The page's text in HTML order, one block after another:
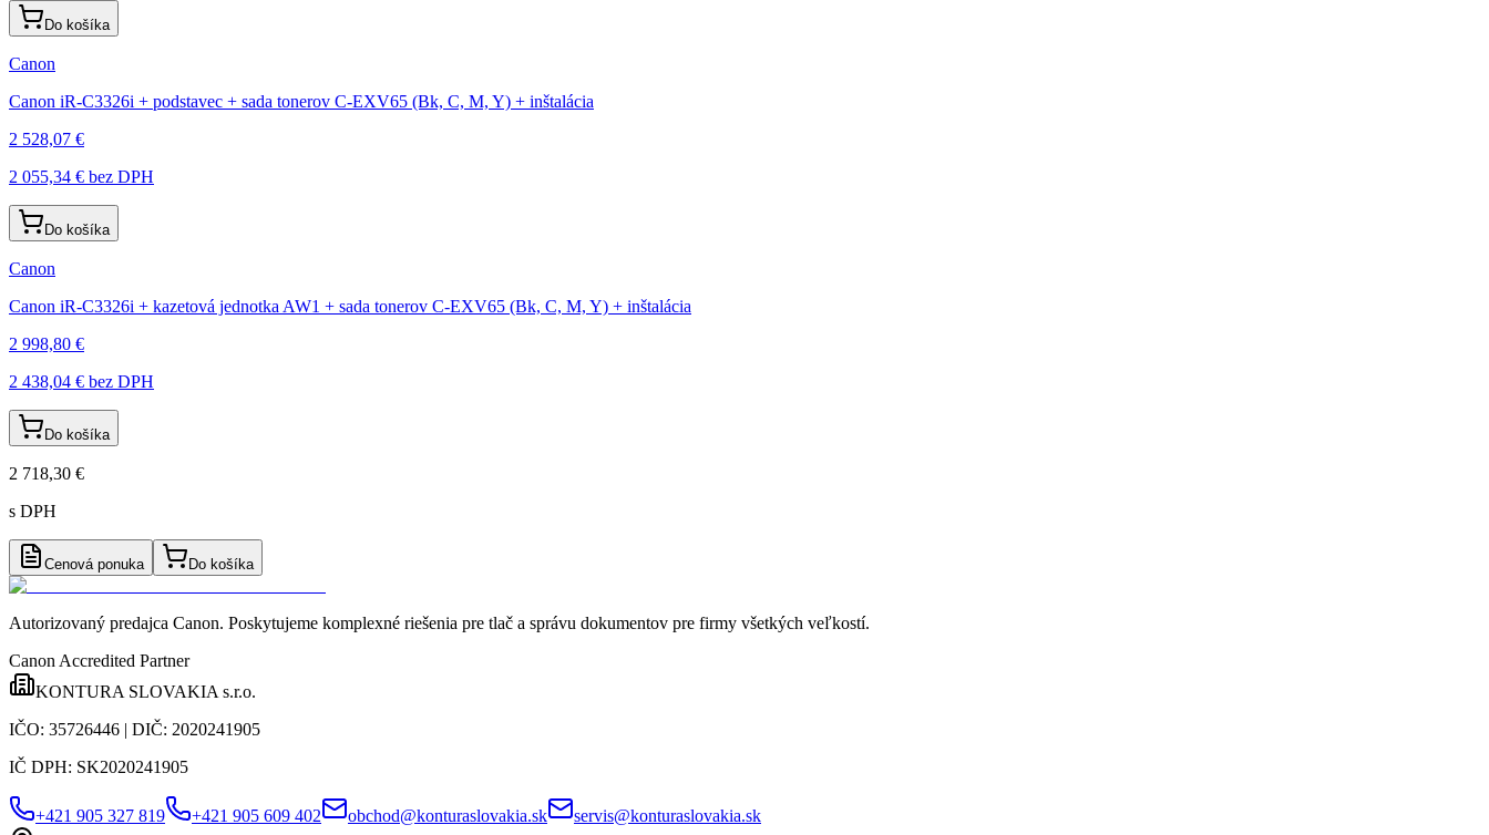
Do košíka
Canon
Canon iR-C3326i + podstavec + sada tonerov C-EXV65 (Bk, C, M, Y) + inštalácia
2 528,07 €
2 055,34 € bez DPH
Do košíka
Canon
Canon iR-C3326i + kazetová jednotka AW1 + sada tonerov C-EXV65 (Bk, C, M, Y) + inštalácia
2 998,80 €
2 438,04 € bez DPH
Do košíka
2 718,30 €
s DPH
Cenová ponuka Do košíka
Autorizovaný predajca Canon. Poskytujeme komplexné riešenia pre tlač a správu dokumentov pre firmy všetkých veľkostí.
Canon Accredited Partner
KONTURA SLOVAKIA s.r.o.
IČO: 35726446 | DIČ: 2020241905
IČ DPH: SK2020241905
+421 905 327 819 +421 905 609 402 obchod@konturaslovakia.sk
servis@konturaslovakia.sk